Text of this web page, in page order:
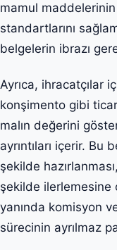
mamul
standartlarını
belgelerin ibrazı
Ayrıca, ihracatçılar
konşimento gibi
malın değerini
ayrıntıları içerir.
şekilde
şekilde ilerlemesine
yanında komisyon
sürecinin ayrılmaz